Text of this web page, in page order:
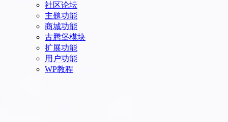
社区论坛
主题功能
商城功能
古腾堡模块
扩展功能
用户功能
WP教程